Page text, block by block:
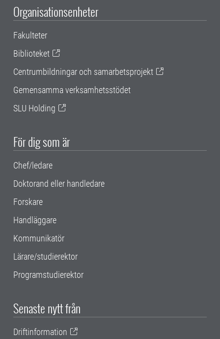
Organisationsenheter
Fakulteter
Biblioteket
Centrumbildningar och samarbetsprojekt
Gemensamma verksamhetsstödet
SLU Holding
För dig som är
Chef/ledare
Doktorand eller handledare
Forskare
Handläggare
Kommunikatör
Lärare/studierektor
Programstudierektor
Senaste nytt från
Driftinformation